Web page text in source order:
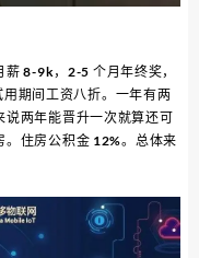
8-9k，2-5 个月年终奖，
期间工资八折。一年有两
两年能晋升一次就算还可
住房公积金 12%。总体来